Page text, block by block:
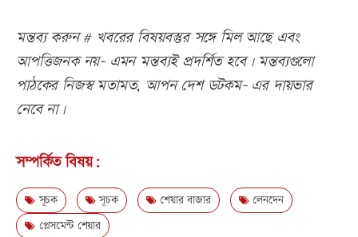
মন্তব্য করুন # খবরের বিষয়বস্তুর সঙ্গে মিল আছে এবং
আপত্তিজনক নয়- এমন মন্তব্যই প্রদর্শিত হবে। মন্তব্যগুলো
পাঠকের নিজস্ব মতামত, আপন দেশ ডটকম- এর দায়ভার
নেবে না।
সম্পর্কিত বিষয়:
সূচক সূচক শেয়ার বাজার
লেনদেন
প্লেসমেন্ট শেয়ার